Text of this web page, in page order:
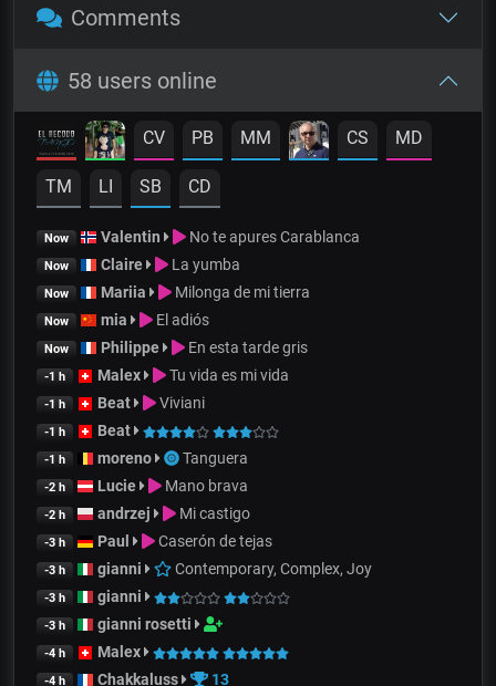
Comments
58 users online
CV PB MM CS MD
TM LI SB CD
Now Valentin No te apures Carablanca
Now Claire La yumba
Now Mariia Milonga de mi tierra
Now mia El adiós
Now Philippe En esta tarde gris
-1 h Malex Tu vida es mi vida
-1 h Beat Viviani
-1 h Beat
-1 h moreno Tanguera
-2 h Lucie Mano brava
-2 h andrzej Mi castigo
-3 h Paul Caserón de tejas
-3 h gianni Contemporary, Complex, Joy
-3 h gianni
-3 h gianni rosetti
-4 h Malex
-4 h Chakkaluss 13